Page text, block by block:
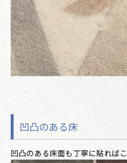
凹凸のある床
凹凸のある床面も丁寧に貼れば